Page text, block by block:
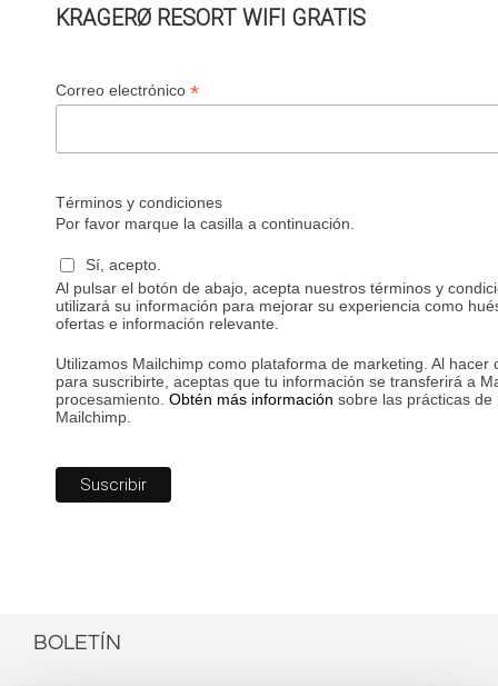
KRAGERØ RESORT WIFI GRATIS
Correo electrónico *
Términos y condiciones
Por favor marque la casilla a continuación.
Sí, acepto.
Al pulsar el botón de abajo, acepta nuestros términos y
utilizará su información para mejorar su experiencia como
ofertas e información relevante.
Utilizamos Mailchimp como plataforma de marketing. Al hacer
para suscribirte, aceptas que tu información se transferirá a
procesamiento. Obtén más información sobre las prácticas de
Mailchimp.
BOLETÍN